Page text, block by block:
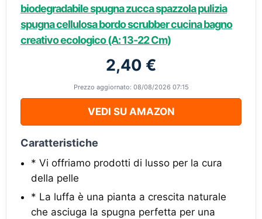
biodegradabile spugna zucca spazzola pulizia
spugna cellulosa bordo scrubber cucina bagno
creativo ecologico (A: 13-22 Cm)
2,40 €
Prezzo aggiornato: 08/08/2026 07:15
VEDI SU AMAZON
Caratteristiche
* Vi offriamo prodotti di lusso per la cura
della pelle
* La luffa è una pianta a crescita naturale
che asciuga la spugna perfetta per una